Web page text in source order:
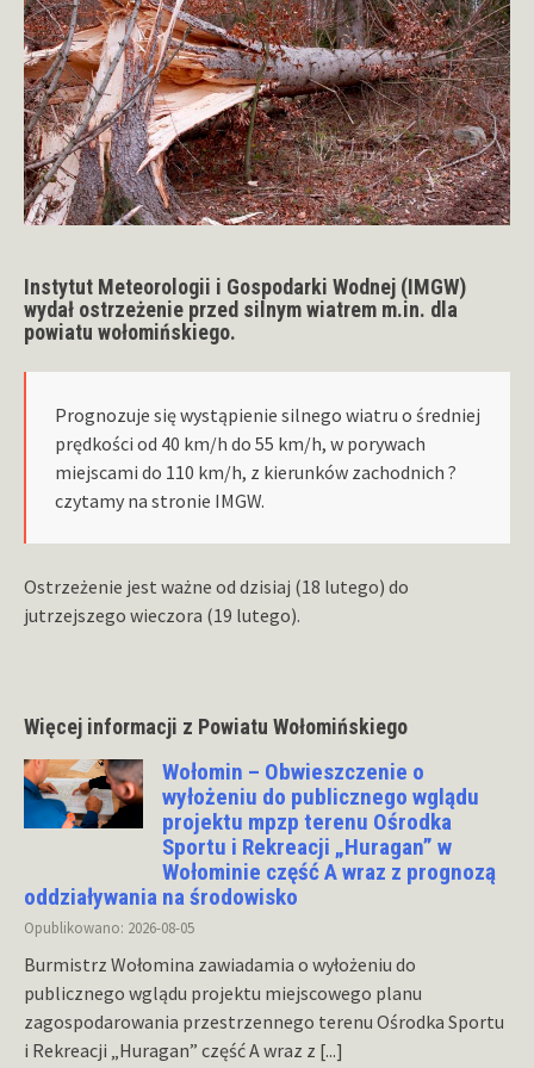
Instytut Meteorologii i Gospodarki Wodnej (IMGW)
wydał ostrzeżenie przed silnym wiatrem m.in. dla
powiatu wołomińskiego.
Prognozuje się wystąpienie silnego wiatru o średniej
prędkości od 40 km/h do 55 km/h, w porywach
miejscami do 110 km/h, z kierunków zachodnich ?
czytamy na stronie IMGW.
Ostrzeżenie jest ważne od dzisiaj (18 lutego) do
jutrzejszego wieczora (19 lutego).
Więcej informacji z Powiatu Wołomińskiego
Wołomin – Obwieszczenie o
wyłożeniu do publicznego wglądu
projektu mpzp terenu Ośrodka
Sportu i Rekreacji „Huragan” w
Wołominie część A wraz z prognozą
oddziaływania na środowisko
Opublikowano: 2026-08-05
Burmistrz Wołomina zawiadamia o wyłożeniu do
publicznego wglądu projektu miejscowego planu
zagospodarowania przestrzennego terenu Ośrodka Sportu
i Rekreacji „Huragan” część A wraz z [...]